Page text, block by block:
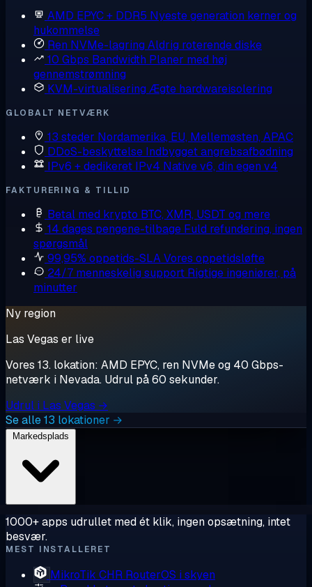
AMD EPYC + DDR5 Nyeste generation kerner og
hukommelse
Ren NVMe-lagring Aldrig roterende diske
10 Gbps Bandwidth Planer med høj
gennemstrømning
KVM-virtualisering Ægte hardwareisolering
GLOBALT NETVÆRK
13 steder Nordamerika, EU, Mellemøsten, APAC
DDoS-beskyttelse Indbygget angrebsafbødning
IPv6 + dedikeret IPv4 Native v6, din egen v4
FAKTURERING & TILLID
Betal med krypto BTC, XMR, USDT og mere
14 dages pengene-tilbage Fuld refundering, ingen
spørgsmål
99,95% oppetids-SLAVores oppetidsløfte
24/7 menneskelig support Rigtige ingeniører, på
minutter
Ny region
Las Vegas er live
Vores 13. lokation: AMD EPYC, ren NVMe og 40 Gbps-
netværk i Nevada. Udrul på 60 sekunder.
Udrul i Las Vegas →
Se alle 13 lokationer →
1000+ apps udrullet med ét klik, ingen opsætning, intet
besvær.
MEST INSTALLERET
MikroTik CHR RouterOS i skyen